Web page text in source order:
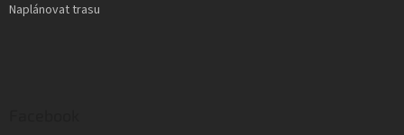
Naplánovat trasu